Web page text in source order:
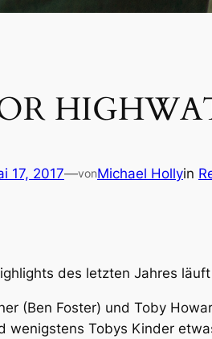
17, 2017—vonMichael Hollyin
des letzten Jahres
(Ben Foster) und Toby
wenigstens Tobys Kinder